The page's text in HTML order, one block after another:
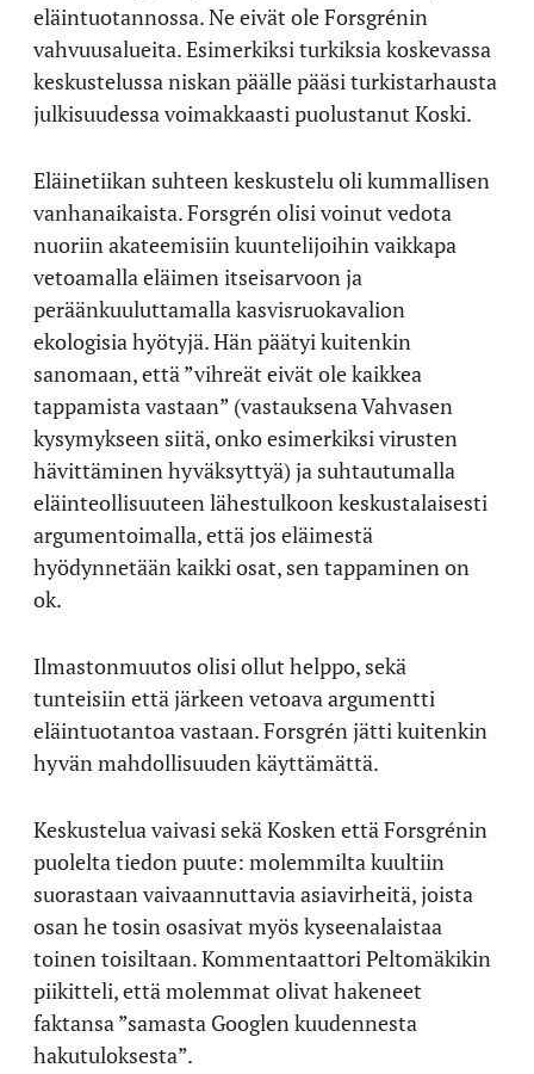
eläintuotannossa. Ne eivät ole Forsgrénin
vahvuusalueita. Esimerkiksi turkiksia koskevassa
keskustelussa niskan päälle pääsi turkistarhausta
julkisuudessa voimakkaasti puolustanut Koski.
Eläinetiikan suhteen keskustelu oli kummallisen
vanhanaikaista. Forsgrén olisi voinut vedota
nuoriin akateemisiin kuuntelijoihin vaikkapa
vetoamalla eläimen itseisarvoon ja
peräänkuuluttamalla kasvisruokavalion
ekologisia hyötyjä. Hän päätyi kuitenkin
sanomaan, että ”vihreät eivät ole kaikkea
tappamista vastaan” (vastauksena Vahvasen
kysymykseen siitä, onko esimerkiksi virusten
hävittäminen hyväksyttyä) ja suhtautumalla
eläinteollisuuteen lähestulkoon keskustalaisesti
argumentoimalla, että jos eläimestä
hyödynnetään kaikki osat, sen tappaminen on
ok.
Ilmastonmuutos olisi ollut helppo, sekä
tunteisiin että järkeen vetoava argumentti
eläintuotantoa vastaan. Forsgrén jätti kuitenkin
hyvän mahdollisuuden käyttämättä.
Keskustelua vaivasi sekä Kosken että Forsgrénin
puolelta tiedon puute: molemmilta kuultiin
suorastaan vaivaannuttavia asiavirheitä, joista
osan he tosin osasivat myös kyseenalaistaa
toinen toisiltaan. Kommentaattori Peltomäkikin
piikitteli, että molemmat olivat hakeneet
faktansa ”samasta Googlen kuudennesta
hakutuloksesta”.